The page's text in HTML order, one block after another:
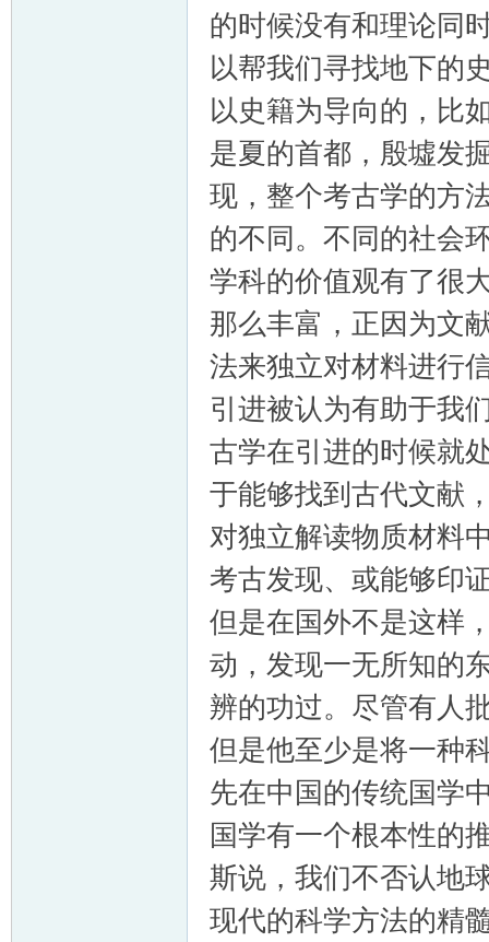
的时候没有和理论同
以帮我们寻找地下的
以史籍为导向的，比
是夏的首都，殷墟发
现，整个考古学的方
的不同。不同的社会
学科的价值观有了很
那么丰富，正因为文
法来独立对材料进行
引进被认为有助于我
古学在引进的时候就
于能够找到古代文献
对独立解读物质材料
考古发现、或能够印
但是在国外不是这样
动，发现一无所知
辨的功过。尽管有人
但是他至少是将一种
先在中国的传统国学
国学有一个根本性的
斯说，我们不否认地
现代的科学方法的精